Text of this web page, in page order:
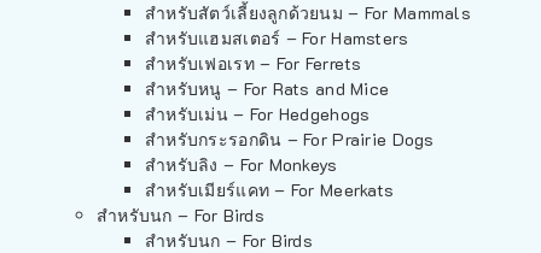
สำหรับสัตว์เลี้ยงลูกด้วยนม – For Mammals
สำหรับแฮมสเตอร์ – For Hamsters
สำหรับเฟอเรท – For Ferrets
สำหรับหนู – For Rats and Mice
สำหรับเม่น – For Hedgehogs
สำหรับกระรอกดิน – For Prairie Dogs
สำหรับลิง – For Monkeys
สำหรับเมียร์แคท – For Meerkats
สำหรับนก – For Birds
สำหรับนก – For Birds